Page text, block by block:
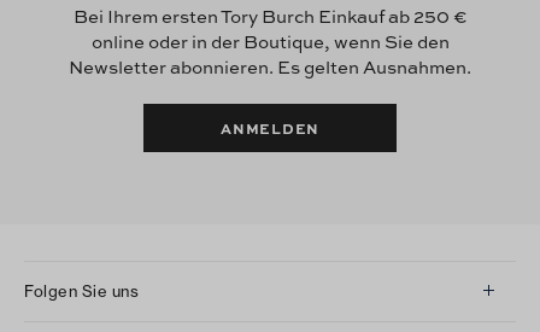
Bei Ihrem ersten Tory Burch Einkauf ab 250 €
online oder in der Boutique, wenn Sie den
Newsletter abonnieren. Es gelten Ausnahmen.
ANMELDEN
Folgen Sie uns